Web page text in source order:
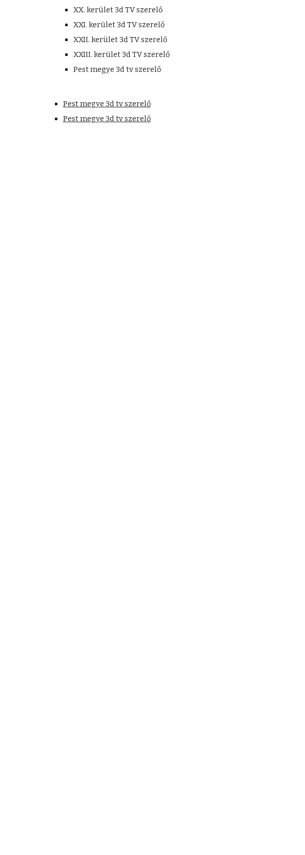
XX. kerület 3d TV szerelő
XXI. kerület 3d TV szerelő
XXII. kerület 3d TV szerelő
XXIII. kerület 3d TV szerelő
Pest megye 3d tv szerelő
Pest megye 3d tv szerelő
Pest megye 3d tv szerelő